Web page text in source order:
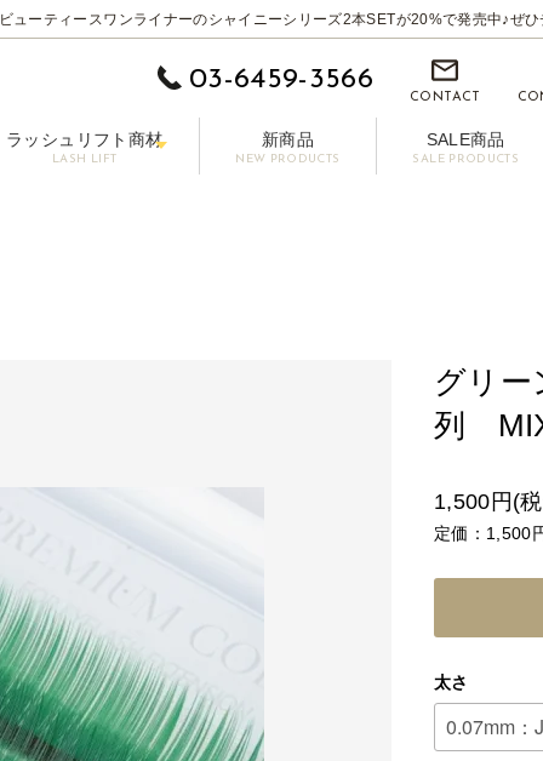
ーティースワンライナーのシャイニーシリーズ2本SETが20%で発売中♪ぜひ
03-6459-3566
CONTACT
ラッシュリフト商材
LASH LIFT
新商品
NEW PRODUCTS
SALE商品
SALE PRODUCTS
グリ
列
1,500円(
定価：1,500
太さ